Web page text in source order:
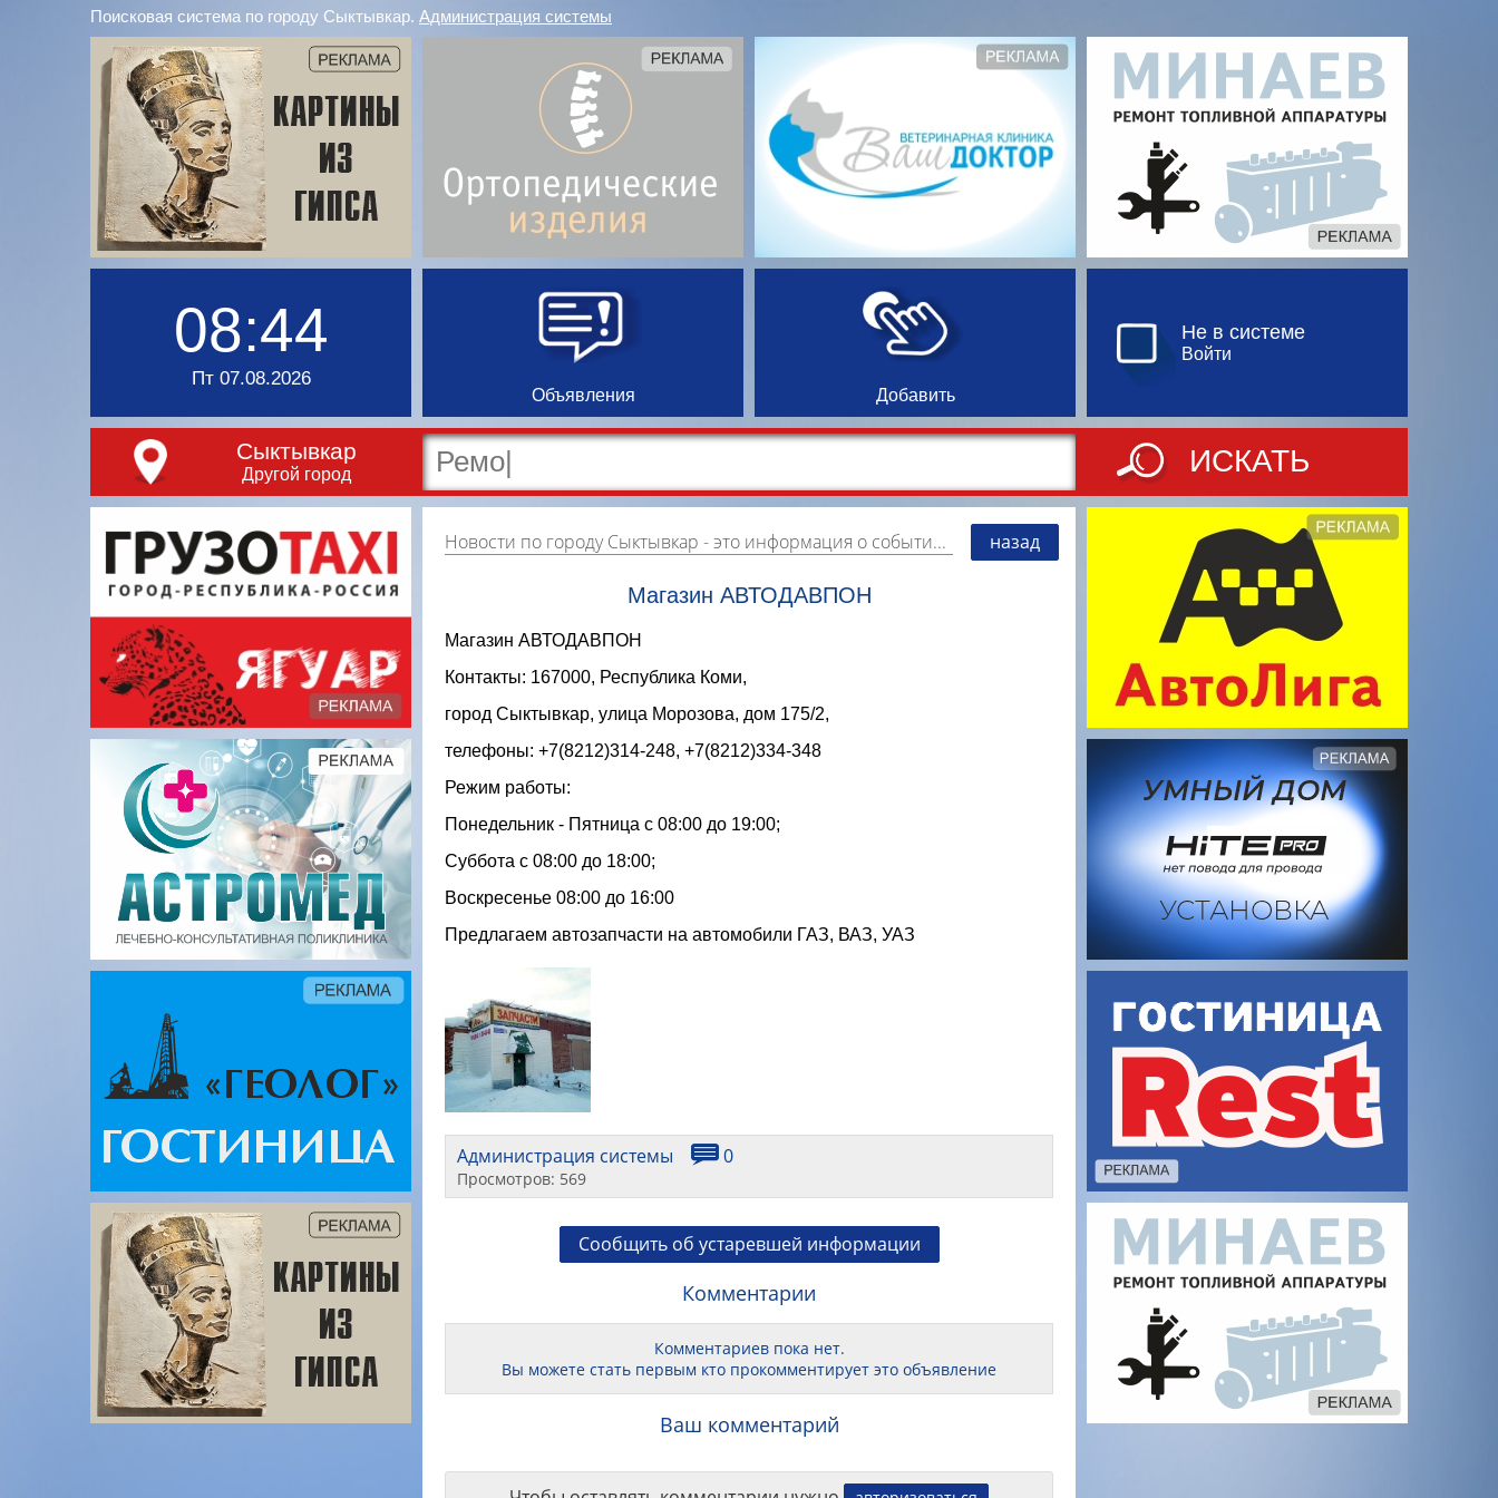
Поисковая система по городу Сыктывкар. Администрация системы
08:44
Пт 07.08.2026
Объявления Добавить
Не в системе
Войти
Сыктывкар
Другой город ИСКАТЬ
Новости по городу Сыктывкар - это информация о событиях, мероприятиях и торгово-коммерческой деятельности города. Страницу наполняют платные и бесплатные объявления, имеющие функцию "поднятия вверх списка". назад
Магазин АВТОДАВПОН
Магазин АВТОДАВПОН
Контакты: 167000, Республика Коми,
город Сыктывкар, улица Морозова, дом 175/2,
телефоны: +7(8212)314-248, +7(8212)334-348
Режим работы:
Понедельник - Пятница с 08:00 до 19:00;
Суббота с 08:00 до 18:00;
Воскресенье 08:00 до 16:00
Предлагаем автозапчасти на автомобили ГАЗ, ВАЗ, УАЗ
Администрация системы 0
Просмотров: 569
Сообщить об устаревшей информации
Комментарии
Комментариев пока нет.
Вы можете стать первым кто прокомментирует это объявление
Ваш комментарий